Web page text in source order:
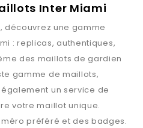
Inter Miami
, découvrez une gamme
: replicas, authentiques,
des maillots de gardien
gamme de maillots,
un service de
votre maillot unique.
préféré et des badges.